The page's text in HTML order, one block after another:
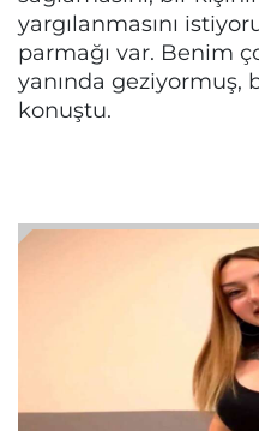
yargılanmasını
parmağı var. Benim
yanında geziyormuş,
konuştu.